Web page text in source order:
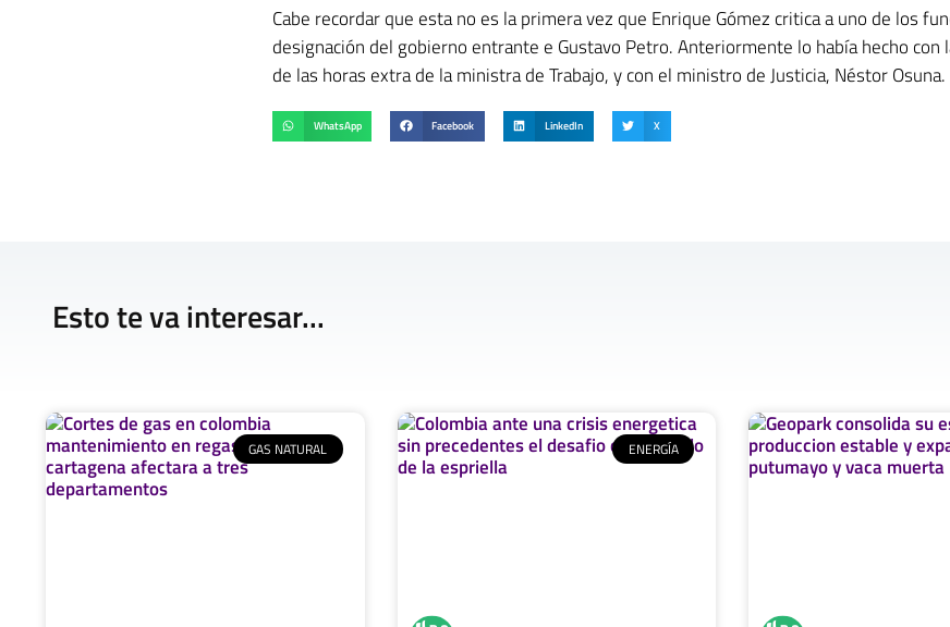
Cabe recordar que esta no es la primera vez que Enrique Gómez critica a uno de los
designación del gobierno entrante e Gustavo Petro. Anteriormente lo había hecho con
de las horas extra de la ministra de Trabajo, y con el ministro de Justicia, Néstor Osuna.
WhatsApp Facebook LinkedIn X
Esto te va interesar...
GAS NATURAL ENERGÍA